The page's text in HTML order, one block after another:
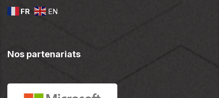
FR EN
Nos partenariats